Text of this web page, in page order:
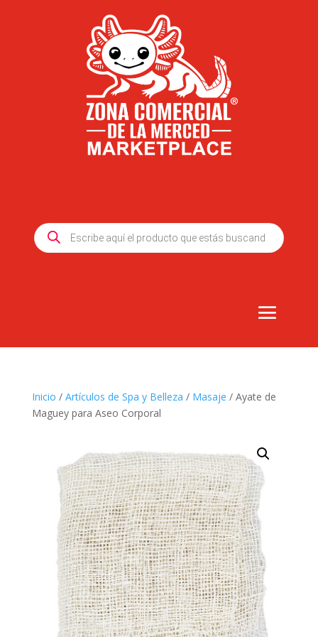
Products
search
Inicio / Artículos de Spa y Belleza / Masaje / Ayate de
Maguey para Aseo Corporal